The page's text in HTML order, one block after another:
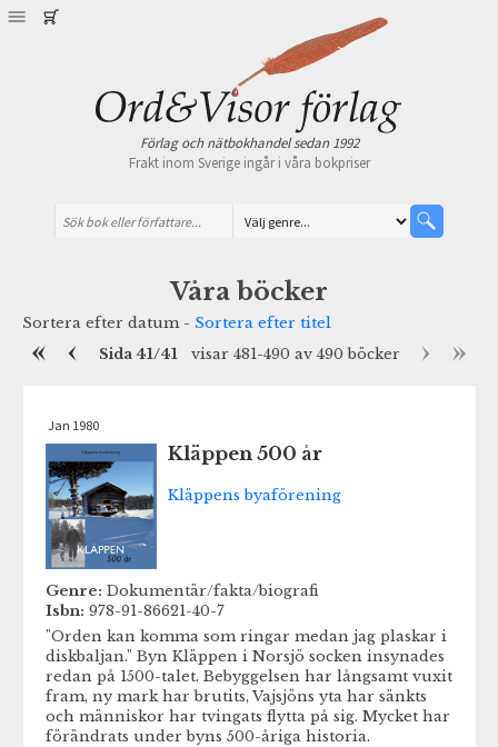
Förlag och nätbokhandel sedan 1992
Frakt inom Sverige ingår i våra bokpriser
Våra böcker
Sortera efter datum - Sortera efter titel
Sida 41/41visar 481-490 av 490 böcker
Jan 1980
Kläppen 500 år
Kläppens byaförening
Genre: Dokumentär/fakta/biografi
Isbn: 978-91-86621-40-7
"Orden kan komma som ringar medan jag plaskar i
diskbaljan." Byn Kläppen i Norsjö socken insynades
redan på 1500-talet. Bebyggelsen har långsamt vuxit
fram, ny mark har brutits, Vajsjöns yta har sänkts
och människor har tvingats flytta på sig. Mycket har
förändrats under byns 500-åriga historia.